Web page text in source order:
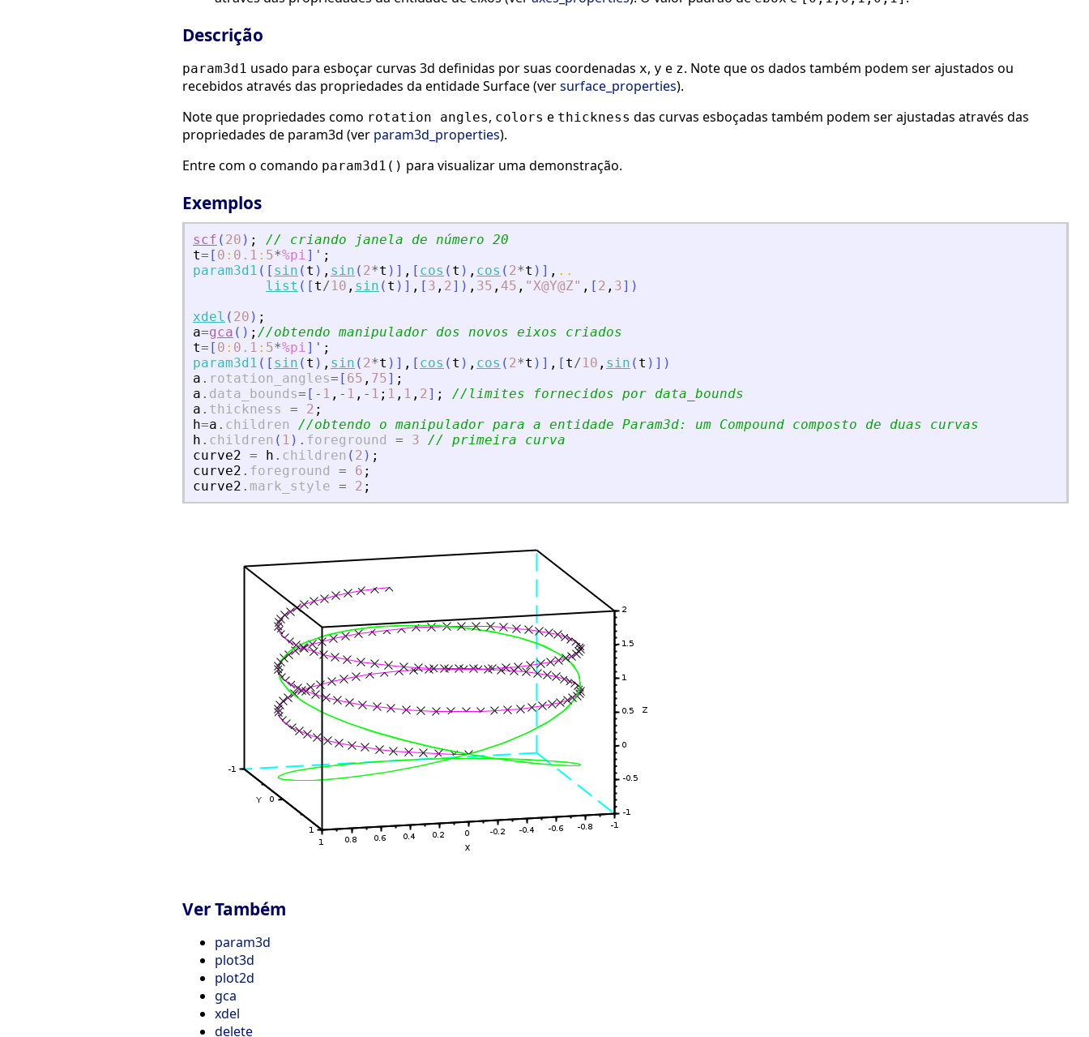
Descrição
param3d1 usado para esboçar curvas 3d definidas por suas coordenadas x, y e z. Note que os dados também podem ser ajustados ou
recebidos através das propriedades da entidade Surface (versurface_properties).
Note que propriedades como rotation angles, colors e thickness das curvas esboçadas também podem ser ajustadas através das
propriedades de param3d (ver param3d_properties).
Entre com o comando param3d1() para visualizar uma demonstração.
Exemplos
scf ( 20 ) ;
// criando janela de número 20
t= [ 0 : 0.1 : 5*%pi] ' ;
param3d1 ( [ sin ( t ) , sin ( 2*t ) ] , [ cos ( t ) , cos ( 2*t ) ] , ..
list ( [ t/10 , sin ( t ) ] , [ 3 , 2] ) , 35 , 45 , "X@Y@Z" , [ 2 , 3] )
xdel ( 20 ) ;
a=gca ( ) ; //obtendo manipulador dos novos eixos criados
t= [ 0 : 0.1 : 5*%pi] ' ;
param3d1 ( [ sin ( t ) , sin ( 2*t ) ] , [ cos ( t ) , cos ( 2*t ) ] , [ t/10 , sin ( t ) ] )
a . rotation_angles= [ 65 , 75] ;
a . data_bounds= [ - 1 , - 1 , - 1 ; 1 , 1 , 2] ;
//limites fornecidos por data_bounds
a . thickness = 2 ;
h=a . children
//obtendo o manipulador para a entidade Param3d: um Compound composto de duas curvas
h . children ( 1 ) . foreground = 3 // primeira curva
curve2 = h . children ( 2 ) ;
curve2 . foreground = 6 ;
curve2 . mark_style = 2 ;
Ver Também
param3d
plot3d
plot2d
gca
xdel
delete